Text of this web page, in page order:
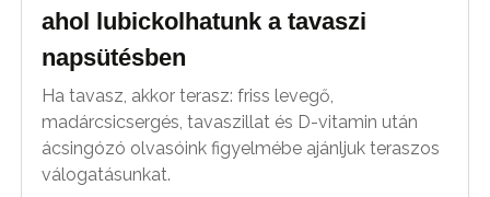
ahol lubickolhatunk a tavaszi
napsütésben
Ha tavasz, akkor terasz: friss levegő,
madárcsicsergés, tavaszillat és D-vitamin után
ácsingózó olvasóink figyelmébe ajánljuk teraszos
válogatásunkat.